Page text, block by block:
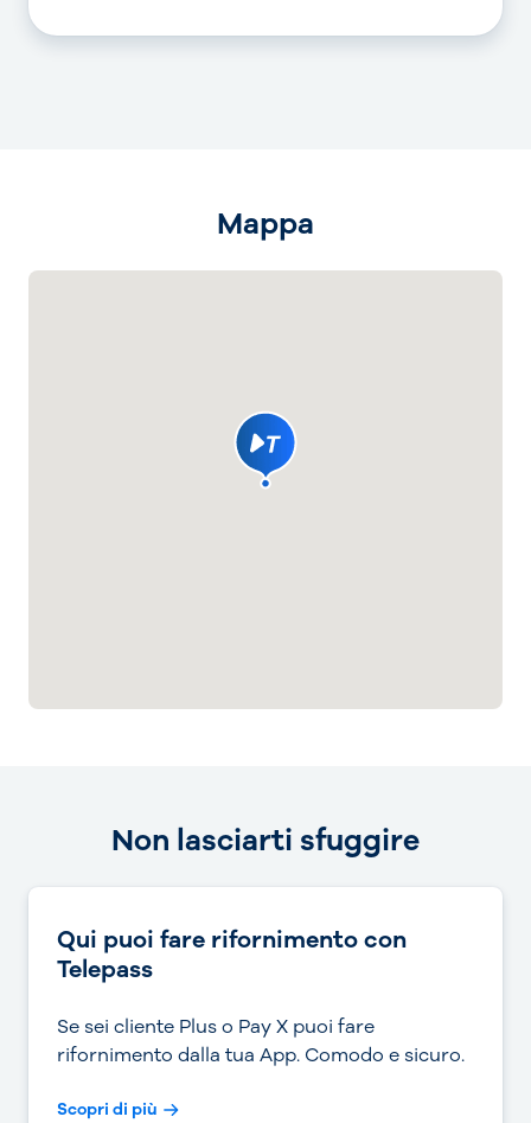
Mappa
Non lasciarti sfuggire
Qui puoi fare rifornimento con
Telepass
Se sei cliente Plus o Pay X puoi fare
rifornimento dalla tua App. Comodo e sicuro.
Scopri di più